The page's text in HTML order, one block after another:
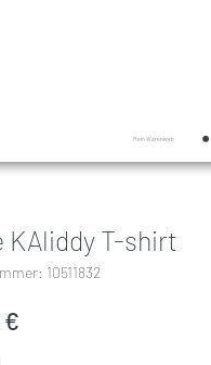
Mein Warenkorb
KAliddy T-shirt
10511832
€